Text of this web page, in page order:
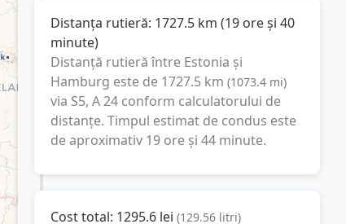
Distanța rutieră: 1727.5 km (19 ore și 40
minute)
Distanță rutieră între Estonia și
Hamburg este de 1727.5 km (1073.4 mi)
via S5, A 24conform calculatorului de
distanțe. Timpul estimat de condus este
de aproximativ 19 ore și 44 minute.
Cost total: 1295.6 lei (129.56 litri)